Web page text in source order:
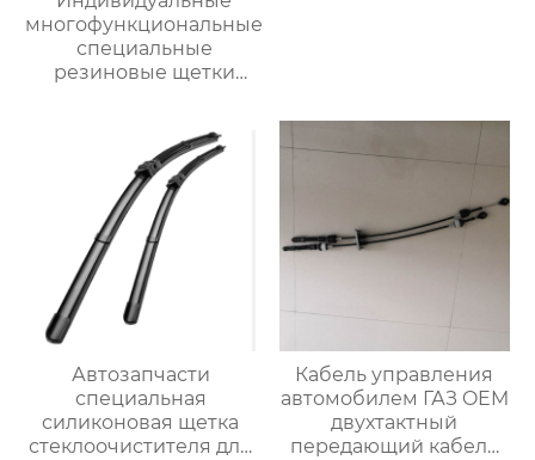
многофункциональные
специальные
резиновые щетки
деталей
стеклоочистители
лобового стекла
Автозапчасти
специальная
силиконовая щетка
стеклоочистителя для
Кабель управления
автомобилем ГАЗ OEM
двухтактный
передающий кабель